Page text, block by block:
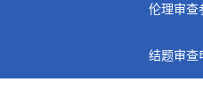
伦理审查
结题审查